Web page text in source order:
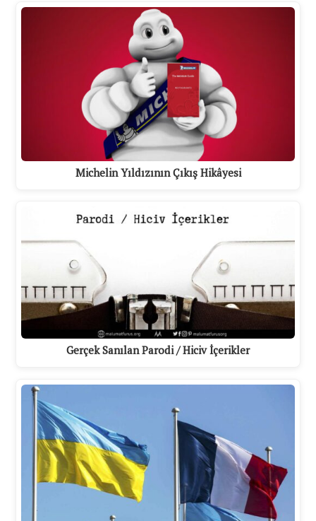
Michelin Yıldızının Çıkış Hikâyesi
Gerçek Sanılan Parodi / Hiciv İçerikler